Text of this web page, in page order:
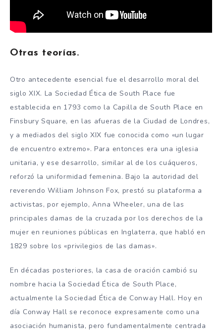
Otras teorías.
Otro antecedente esencial fue el desarrollo moral del
siglo XIX. La Sociedad Ética de South Place fue
establecida en 1793 como la Capilla de South Place en
Finsbury Square, en las afueras de la Ciudad de Londres,
y a mediados del siglo XIX fue conocida como «un lugar
de encuentro extremo». Para entonces era una iglesia
unitaria, y ese desarrollo, similar al de los cuáqueros,
reforzó la uniformidad femenina. Bajo la autoridad del
reverendo William Johnson Fox, prestó su plataforma a
activistas, por ejemplo, Anna Wheeler, una de las
principales damas de la cruzada por los derechos de la
mujer en reuniones públicas en Inglaterra, que habló en
1829 sobre los «privilegios de las damas».
En décadas posteriores, la casa de oración cambió su
nombre hacia la Sociedad Ética de South Place,
actualmente la Sociedad Ética de Conway Hall. Hoy en
día Conway Hall se reconoce expresamente como una
asociación humanista, pero fundamentalmente centrada